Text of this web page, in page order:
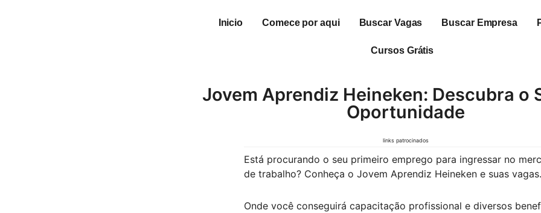
Inicio Comece por aqui Buscar Vagas Buscar Empresa
Cursos Grátis
Jovem Aprendiz Heineken: Descubra o
Oportunidade
links patrocinados
Está procurando o seu primeiro emprego para ingressar no
de trabalho? Conheça o Jovem Aprendiz Heineken e suas vagas.
Onde você conseguirá capacitação profissional e diversos